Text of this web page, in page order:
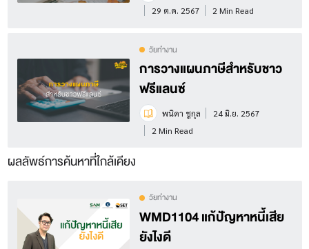
29 ต.ค. 2567
2 Min Read
วัยทำงาน
การวางแผนภาษีสำหรับชาว
ฟรีแลนซ์
พนิดา ชูกุล
24 มิ.ย. 2567
2 Min Read
ผลลัพธ์การค้นหาที่ใกล้เคียง
วัยทำงาน
WMD1104 แก้ปัญหาหนี้เสีย
ยังไงดี